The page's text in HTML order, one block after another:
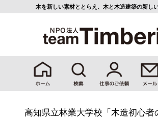
木を新しい素材ととらえ、 木と木造建築の新し
高知県立林業大学校「木造初心者